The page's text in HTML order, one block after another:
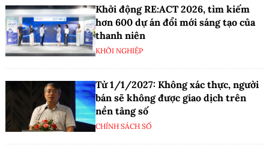
Khởi động RE:ACT 2026, tìm kiếm
hơn 600 dự án đổi mới sáng tạo của
thanh niên
KHỞI NGHIỆP
Từ 1/1/2027: Không xác thực, người
bán sẽ không được giao dịch trên
nền tảng số
CHÍNH SÁCH SỐ